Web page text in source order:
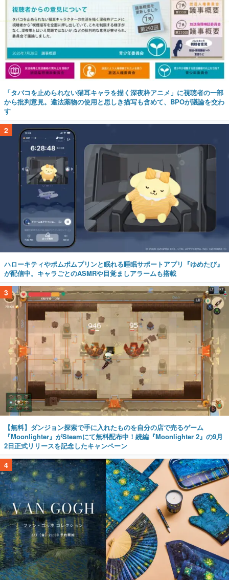
「タバコを止められない猫耳キャラを描く深夜枠アニメ」に視聴者の一部
から批判意見。違法薬物の使用と思しき描写も含めて、BPOが議論を交わ
す
2
ハローキティやポムポムプリンと眠れる睡眠サポートアプリ『ゆめたび』
が配信中。キャラごとのASMRや目覚ましアラームも搭載
3
【無料】ダンジョン探索で手に入れたものを自分の店で売るゲーム
『Moonlighter』がSteamにて無料配布中！続編『Moonlighter 2』の9月
2日正式リリースを記念したキャンペーン
4